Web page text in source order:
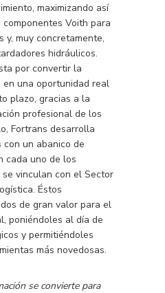
maximizando así
Voith para
y, muy concretamente,
hidráulicos.
por convertir la
una oportunidad real
plazo, gracias a la
profesional de los
Fortrans desarrolla
un abanico de
cada uno de los
vinculan con el Sector
Éstos
de gran valor para el
poniéndoles al día de
y permitiéndoles
más novedosas.
se convierte para